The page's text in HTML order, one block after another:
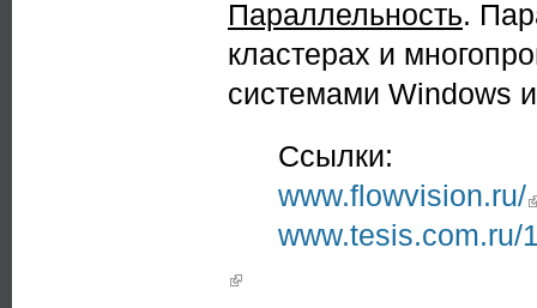
Параллельность.
кластерах и
системами Windows
Ссылки:
www.flowvision.ru/
www.tesis.com.ru/